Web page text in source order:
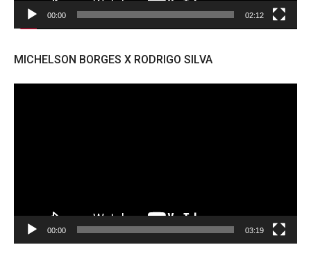
00:00 02:12
MICHELSON BORGES X RODRIGO SILVA
00:00 03:19